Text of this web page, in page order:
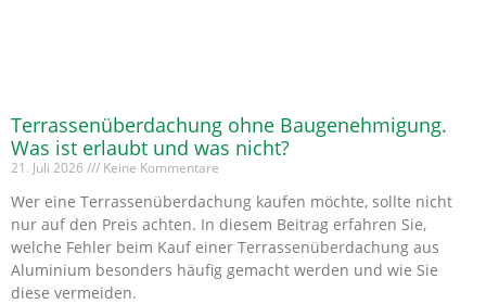
Terrassenüberdachung ohne Baugenehmigung.
Was ist erlaubt und was nicht?
21. Juli 2026 Keine Kommentare
Wer eine Terrassenüberdachung kaufen möchte, sollte nicht
nur auf den Preis achten. In diesem Beitrag erfahren Sie,
welche Fehler beim Kauf einer Terrassenüberdachung aus
Aluminium besonders häufig gemacht werden und wie Sie
diese vermeiden.